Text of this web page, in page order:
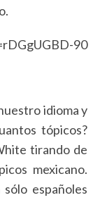
90
idioma y
tópicos?
tirando de
mexicano.
españoles